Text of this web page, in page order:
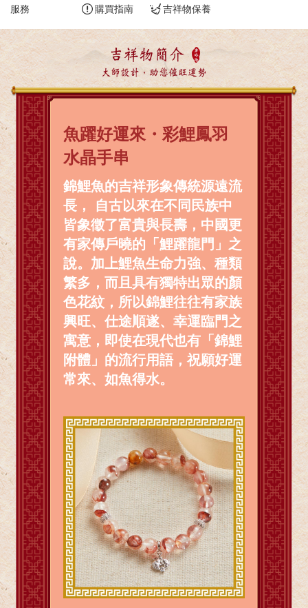
服務 購買指南 吉祥物保養
吉祥物簡介
大師設計，助您催旺運勢
魚躍好運來・彩鯉鳳羽
水晶手串
錦鯉魚的吉祥形象傳統源遠流
長， 自古以來在不同民族中
皆象徵了富貴與長壽，中國更
有家傳戶曉的「鯉躍龍門」之
說。加上鯉魚生命力強、種類
繁多，而且具有獨特出眾的顏
色花紋，所以錦鯉往往有家族
興旺、仕途順遂、幸運臨門之
寓意，即使在現代也有「錦鯉
附體」的流行用語，祝願好運
常來、如魚得水。